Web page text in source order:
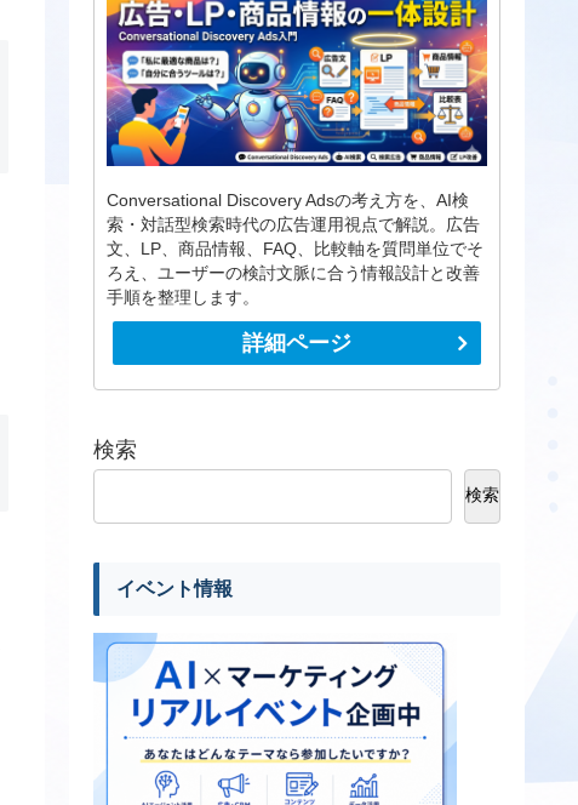
Conversational Discovery Adsの考え方を、AI検
索・対話型検索時代の広告運用視点で解説。広告
文、LP、商品情報、FAQ、比較軸を質問単位でそ
ろえ、ユーザーの検討文脈に合う情報設計と改善
手順を整理します。
詳細ページ
検索
検索
イベント情報